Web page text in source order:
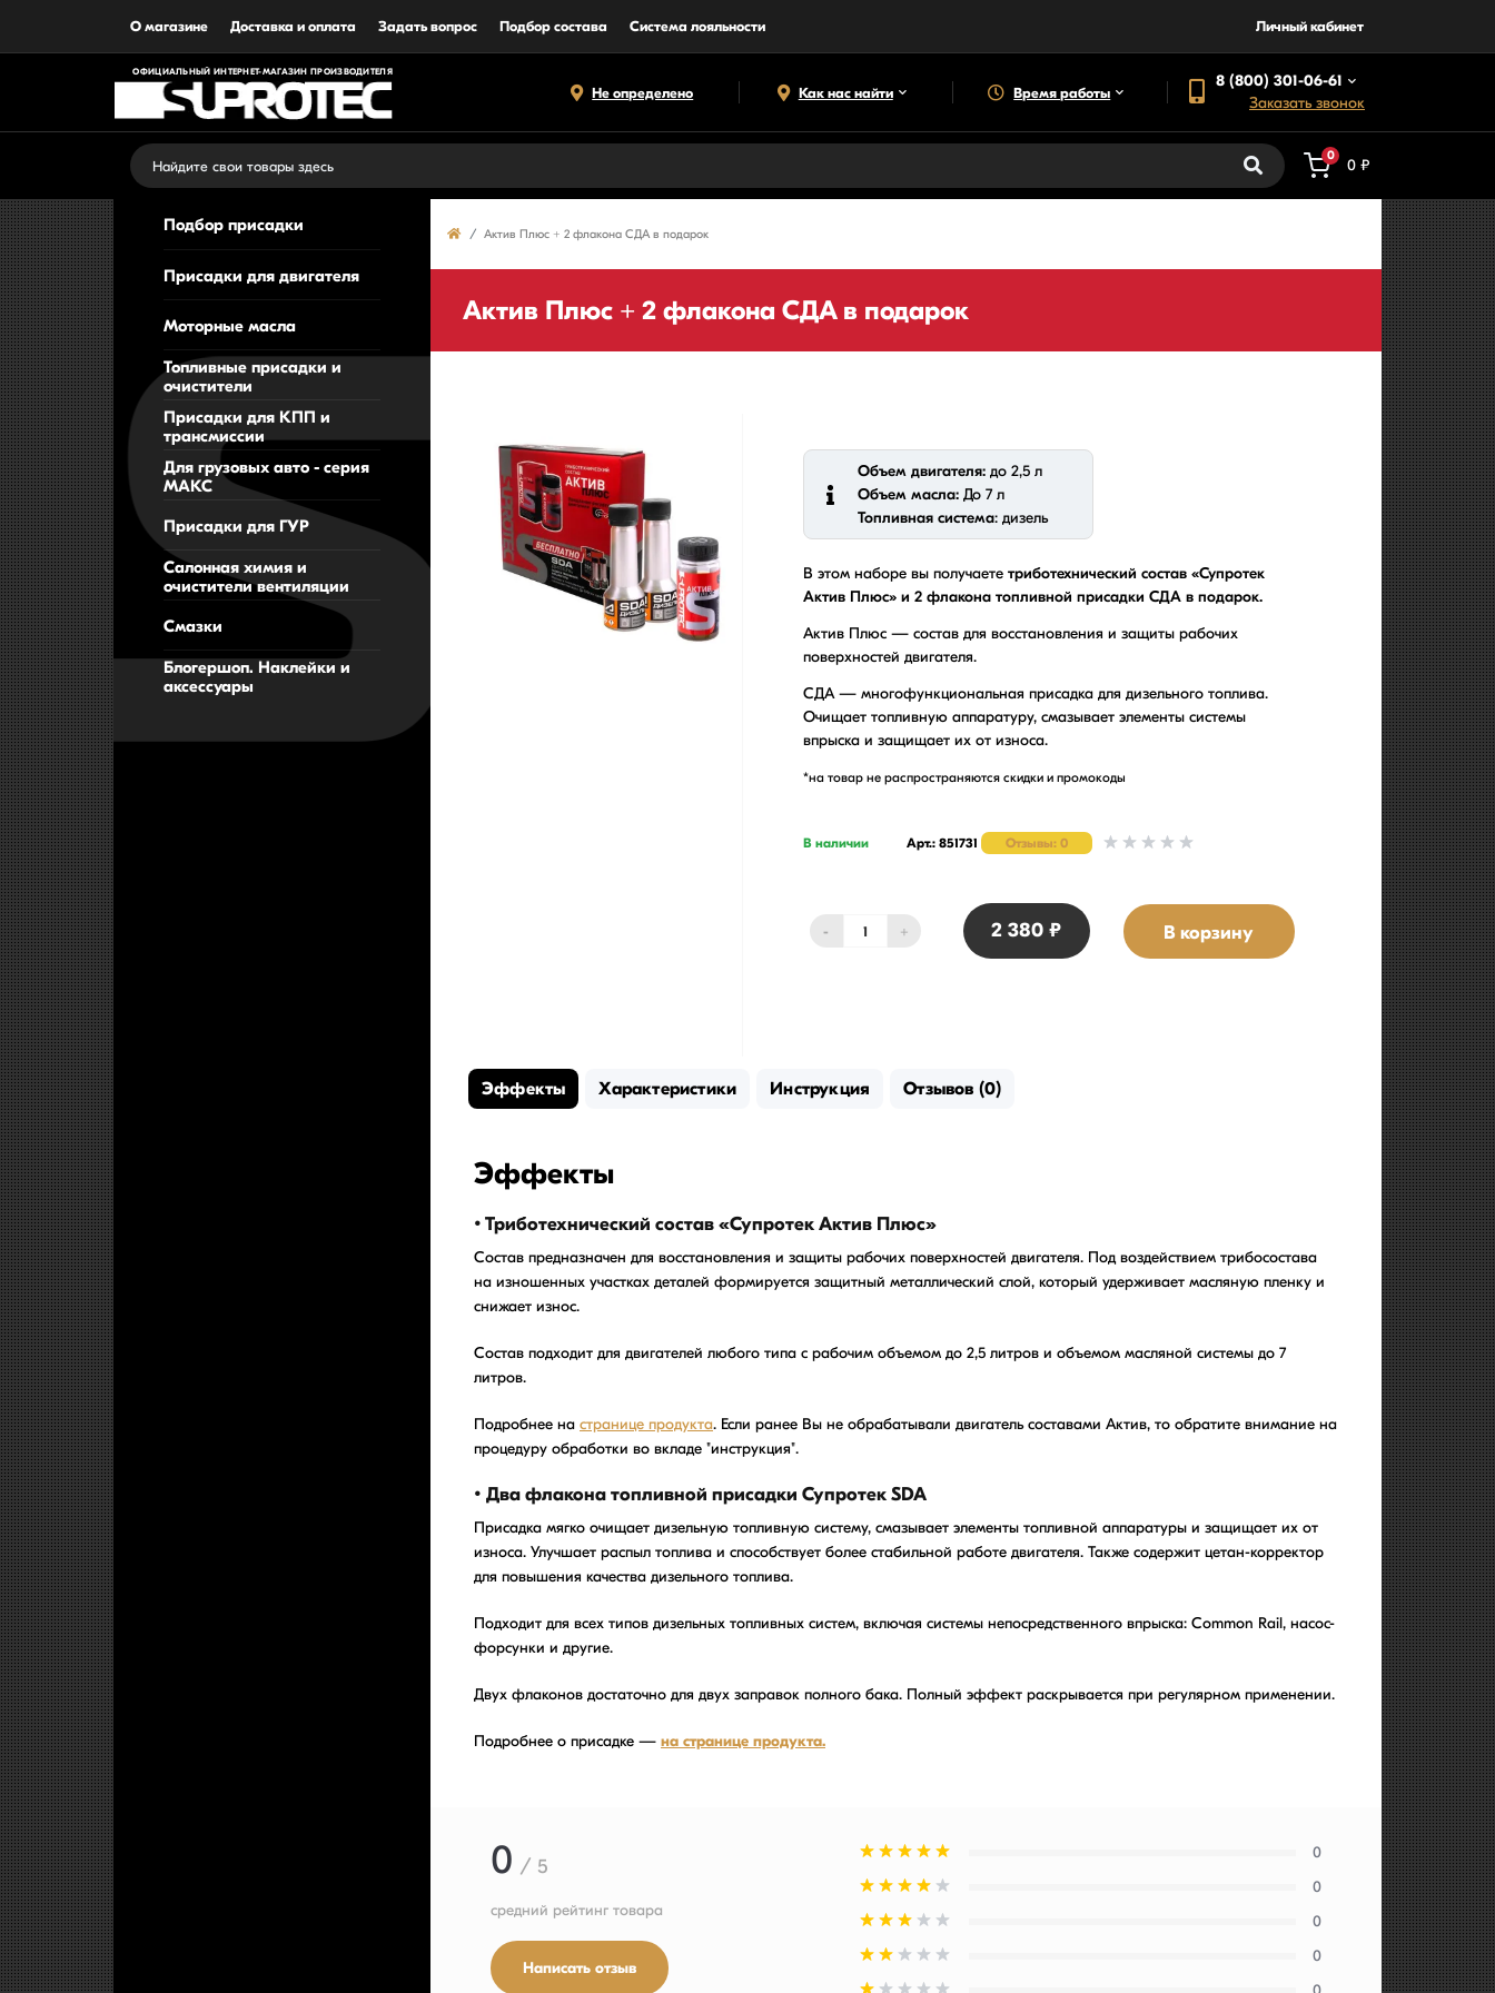
О магазине Доставка и оплата Задать вопрос Подбор состава Система лояльности Личный кабинет
ОФИЦИАЛЬНЫЙ ИНТЕРНЕТ-МАГАЗИН ПРОИЗВОДИТЕЛЯ
Не определено Как нас найти Время работы
8 (800) 301-06-61
Заказать звонок
0
0 ₽
Подбор присадки
Присадки для двигателя
Моторные масла
Топливные присадки и
очистители
Присадки для КПП и
трансмиссии
Для грузовых авто - серия
МАКС
Присадки для ГУР
Салонная химия и
очистители вентиляции
Смазки
Блогершоп. Наклейки и
аксессуары
Актив Плюс + 2 флакона СДА в подарок
Актив Плюс + 2 флакона СДА в подарок
Объем двигателя:до 2,5 л
Объем масла:До 7 л
Топливная система: дизель
В этом наборе вы получаете триботехнический состав «Супротек
Актив Плюс» и 2 флакона топливной присадки СДА в подарок.
Актив Плюс — состав для восстановления и защиты рабочих
поверхностей двигателя.
СДА — многофункциональная присадка для дизельного топлива.
Очищает топливную аппаратуру, смазывает элементы системы
впрыска и защищает их от износа.
*на товар не распространяются скидки и промокоды
В наличии Арт.: 851731 Отзывы: 0
- + 2 380 ₽ В корзину
Эффекты Характеристики Инструкция Отзывов (0)
Эффекты
• Триботехнический состав «Супротек Актив Плюс»
Состав предназначен для восстановления и защиты рабочих поверхностей двигателя. Под воздействием трибосостава
на изношенных участках деталей формируется защитный металлический слой, который удерживает масляную пленку и
снижает износ.
Состав подходит для двигателей любого типа с рабочим объемом до 2,5 литров и объемом масляной системы до 7
литров.
Подробнее на странице продукта. Если ранее Вы не обрабатывали двигатель составами Актив, то обратите внимание на
процедуру обработки во вкладе "инструкция".
• Два флакона топливной присадки Супротек SDA
Присадка мягко очищает дизельную топливную систему, смазывает элементы топливной аппаратуры и защищает их от
износа. Улучшает распыл топлива и способствует более стабильной работе двигателя. Также содержит цетан-корректор
для повышения качества дизельного топлива.
Подходит для всех типов дизельных топливных систем, включая системы непосредственного впрыска: Common Rail, насос-
форсунки и другие.
Двух флаконов достаточно для двух заправок полного бака. Полный эффект раскрывается при регулярном применении.
Подробнее о присадке — на странице продукта.
0 / 5
средний рейтинг товара
Написать отзыв
0
0
0
0